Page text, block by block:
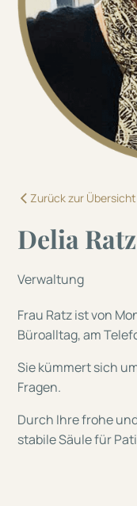
Zurück zur Übersicht
Delia Ratz
Verwaltung
Frau Ratz ist von
Büroalltag, am
Sie kümmert sich
Fragen.
Durch Ihre frohe
stabile Säule für